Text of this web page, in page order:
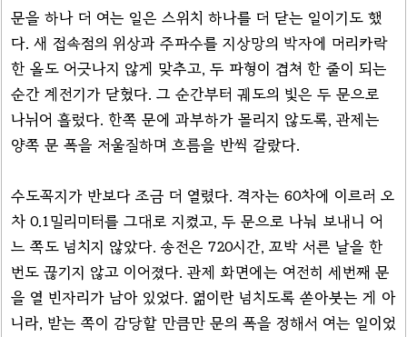
문을 하나 더 여는 일은 스위치 하나를 더 닫는 일이기도 했
다. 새 접속점의 위상과 주파수를 지상망의 박자에 머리카락
한 올도 어긋나지 않게 맞추고, 두 파형이 겹쳐 한 줄이 되는
순간 계전기가 닫혔다. 그 순간부터 궤도의 빛은 두 문으로
나뉘어 흘렀다. 한쪽 문에 과부하가 몰리지 않도록, 관제는
양쪽 문 폭을 저울질하며 흐름을 반씩 갈랐다.
수도꼭지가 반보다 조금 더 열렸다. 격자는 60차에 이르러 오
차 0.1밀리미터를 그대로 지켰고, 두 문으로 나눠 보내니 어
느 쪽도 넘치지 않았다. 송전은 720시간, 꼬박 서른 날을 한
번도 끊기지 않고 이어졌다. 관제 화면에는 여전히 세번째 문
을 열 빈자리가 남아 있었다. 엶이란 넘치도록 쏟아붓는 게 아
니라, 받는 쪽이 감당할 만큼만 문의 폭을 정해서 여는 일이었